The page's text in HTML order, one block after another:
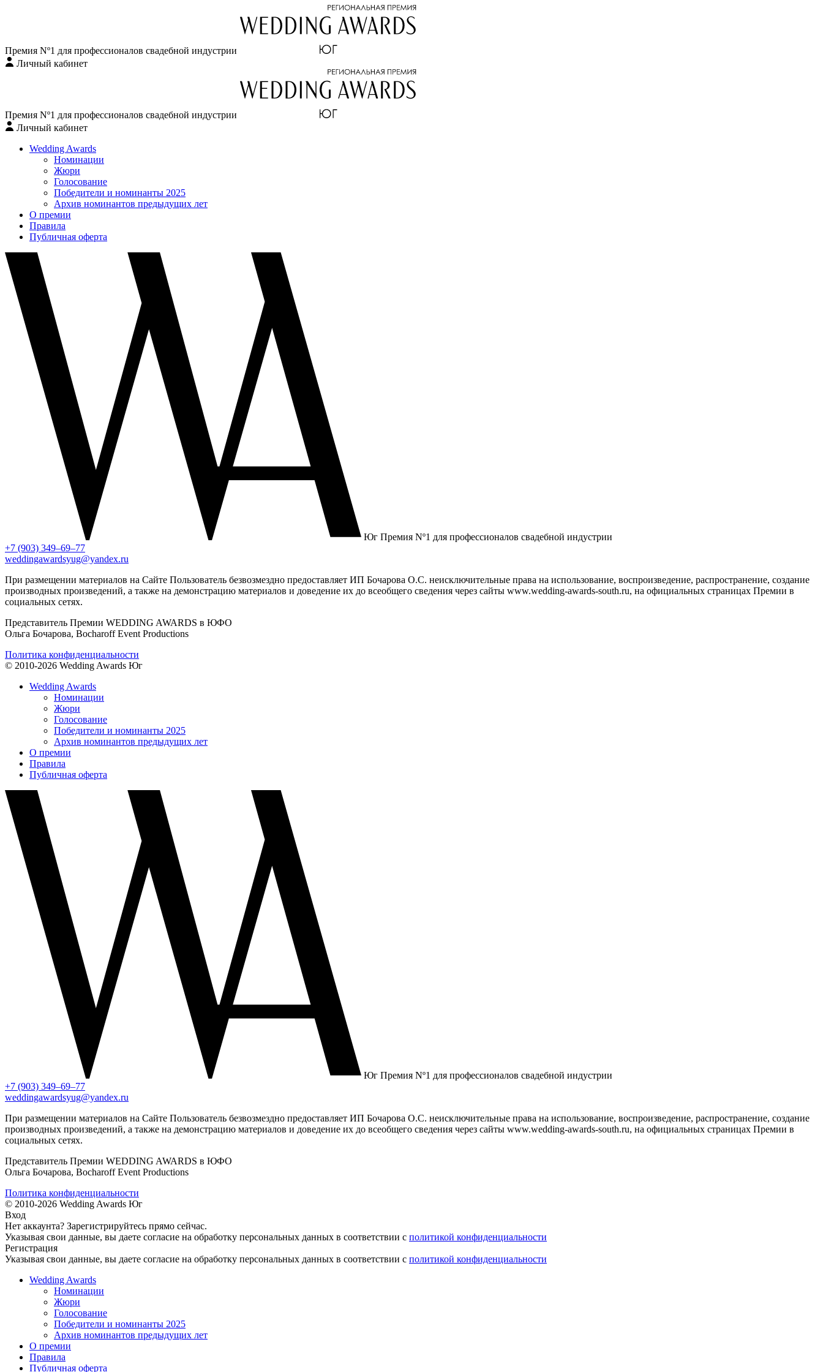
Премия Nº1 для профессионалов свадебной индустрии
Личный кабинет
Премия Nº1 для профессионалов свадебной индустрии
Личный кабинет
Wedding Awards
Номинации
Жюри
Голосование
Победители и номинанты 2025
Архив номинантов предыдущих лет
О премии
Правила
Публичная оферта
Юг Премия Nº1 для профессионалов свадебной индустрии
+7 (903) 349–69–77
weddingawardsyug@yandex.ru
При размещении материалов на Сайте Пользователь безвозмездно предоставляет ИП Бочарова О.С. неисключительные права на использование, воспроизведение, распространение, создание
производных произведений, а также на демонстрацию материалов и доведение их до всеобщего сведения через сайты www.wedding-awards-south.ru, на официальных страницах Премии в
социальных сетях.
Представитель Премии WEDDING AWARDS в ЮФО
Ольга Бочарова, Bocharoff Event Productions
Политика конфиденциальности
© 2010-2026 Wedding Awards Юг
Wedding Awards
Номинации
Жюри
Голосование
Победители и номинанты 2025
Архив номинантов предыдущих лет
О премии
Правила
Публичная оферта
Юг Премия Nº1 для профессионалов свадебной индустрии
+7 (903) 349–69–77
weddingawardsyug@yandex.ru
При размещении материалов на Сайте Пользователь безвозмездно предоставляет ИП Бочарова О.С. неисключительные права на использование, воспроизведение, распространение, создание
производных произведений, а также на демонстрацию материалов и доведение их до всеобщего сведения через сайты www.wedding-awards-south.ru, на официальных страницах Премии в
социальных сетях.
Представитель Премии WEDDING AWARDS в ЮФО
Ольга Бочарова, Bocharoff Event Productions
Политика конфиденциальности
© 2010-2026 Wedding Awards Юг
Вход
Нет аккаунта? Зарегистрируйтесь прямо сейчас.
Указывая свои данные, вы даете согласие на обработку персональных данных в соответствии с политикой конфиденциальности
Регистрация
Указывая свои данные, вы даете согласие на обработку персональных данных в соответствии с политикой конфиденциальности
Wedding Awards
Номинации
Жюри
Голосование
Победители и номинанты 2025
Архив номинантов предыдущих лет
О премии
Правила
Публичная оферта